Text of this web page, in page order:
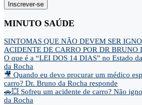
Inscrever-se
MINUTO SAÚDE
SINTOMAS QUE NÃO DEVEM SER
ACIDENTE DE CARRO POR DR BRUNO
O que é a “LEI DOS 14 DIAS” no Estado
da Rocha
🎥 Quando eu devo procurar um médico
carro? Dr. Bruno da Rocha responde
🚗💥 Sofreu um acidente de carro? Não
da Rocha